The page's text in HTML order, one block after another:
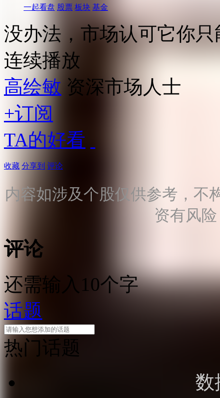
一起看盘 股票 板块 基金
没办法，市场认可它你
连续播放
高绘敏 资深市场人士
+订阅
TA的好看
收藏 分享到 评论
内容如涉及个股仅供参考，不
资有风
评论
还需输入10个字
话题
热门话题
数